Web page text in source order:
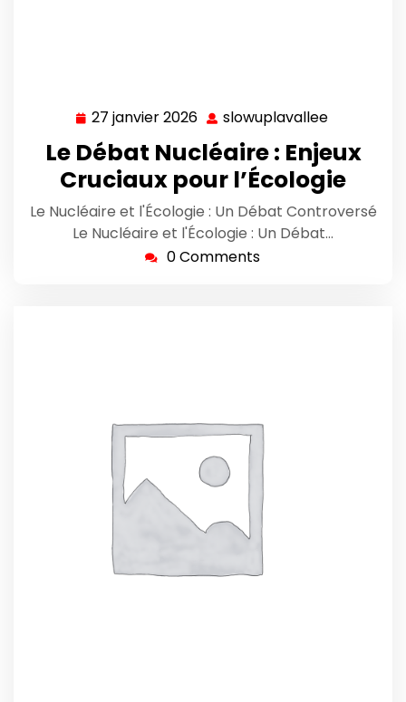
27 janvier 2026 27
janvier
2026
slowuplavallee
Le Débat Nucléaire : Enjeux
Cruciaux pour l’Écologie
Le Nucléaire et l'Écologie : Un Débat Controversé
Le Nucléaire et l'Écologie : Un Débat…
0 Comments